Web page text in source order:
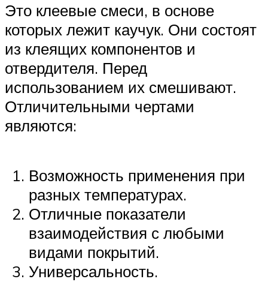
Это клеевые смеси, в основе
которых лежит каучук. Они состоят
из клеящих компонентов и
отвердителя. Перед
использованием их смешивают.
Отличительными чертами
являются:
Возможность применения при
разных температурах.
Отличные показатели
взаимодействия с любыми
видами покрытий.
Универсальность.